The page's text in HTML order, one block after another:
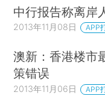
中行报告称离岸
2013年11月08日 APP
澳新：香港楼市
策错误
2013年11月06日 APP